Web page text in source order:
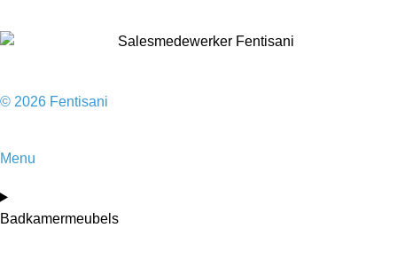
© 2026 Fentisani
Menu
Badkamermeubels